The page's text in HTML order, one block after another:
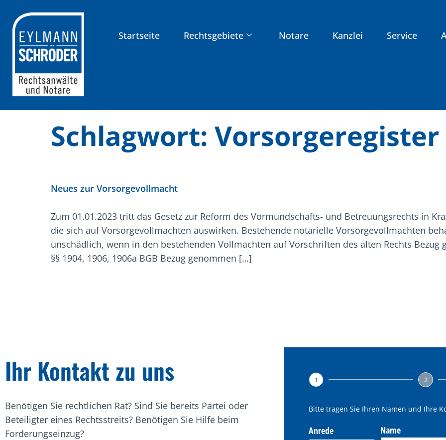
springen
Startseite
Rechtsgebiete Notare Kanzlei Service
Schlagwort: Vorsorgeregister
Neues zur Vorsorgevollmacht
Zum 01.01.2023 tritt das Gesetz zur Reform des Vormundschafts- und Betreuungsrechts in
die sich auf Vorsorgevollmachten auswirken. Bestehende notarielle Vorsorgevollmachten
unschädlich, wenn in den bestehenden Vollmachten auf Vorschriften des alten Rechts
§§ 1904, 1906, 1906a BGB Bezug genommen […]
Ihr Kontakt zu uns
Benötigen Sie rechtlichen Rat? Sind Sie bereits Partei oder
Beteiligter eines Rechtsstreits? Benötigen Sie Hilfe beim
Forderungseinzug?
1 2
Bitte tragen Sie Ihren Namen und Ihre
Anrede Name